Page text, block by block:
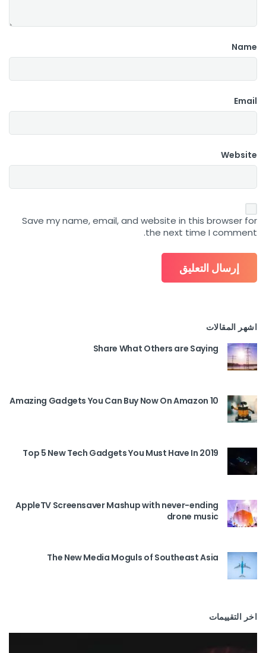
Name
Email
Website
Save my name, email, and website in this browser for
the next time I comment.
اشهر المقالات
Share What Others are Saying
10 Amazing Gadgets You Can Buy Now On Amazon
Top 5 New Tech Gadgets You Must Have In 2019
AppleTV Screensaver Mashup with never-ending
drone music
The New Media Moguls of Southeast Asia
اخر التقييمات